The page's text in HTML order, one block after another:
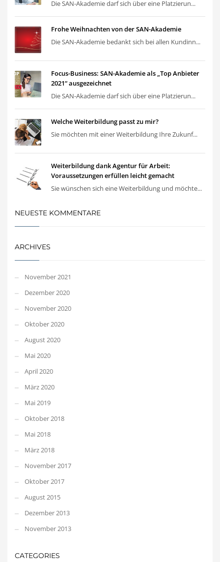
Die SAN-Akademie darf sich über eine Platzierun...
Frohe Weihnachten von der SAN-Akademie
Die SAN-Akademie bedankt sich bei allen Kundinn...
Focus-Business: SAN-Akademie als „Top Anbieter
2021“ ausgezeichnet
Die SAN-Akademie darf sich über eine Platzierun...
Welche Weiterbildung passt zu mir?
Sie möchten mit einer Weiterbildung Ihre Zukunf...
Weiterbildung dank Agentur für Arbeit:
Voraussetzungen erfüllen leicht gemacht
Sie wünschen sich eine Weiterbildung und möchte...
NEUESTE KOMMENTARE
ARCHIVES
November 2021
Dezember 2020
November 2020
Oktober 2020
August 2020
Mai 2020
April 2020
März 2020
Mai 2019
Oktober 2018
Mai 2018
März 2018
November 2017
Oktober 2017
August 2015
Dezember 2013
November 2013
CATEGORIES